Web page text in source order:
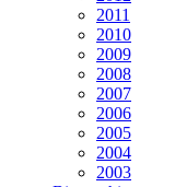
2011
2010
2009
2008
2007
2006
2005
2004
2003